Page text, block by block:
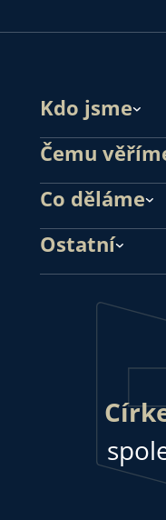
Kdo jsme
Čemu
Co děláme
Ostatní